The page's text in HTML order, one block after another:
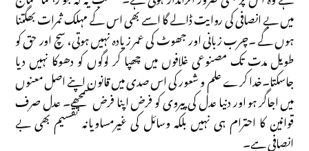
میں بے انصافی کی روایت ڈالے گا اسے بھی اس کے مہلک ثمرات بھگتنا
ہوں گے ۔چرب زبانی اور جھوٹ کی عمر زیادہ نہیں ہوتی، سچ اور حق کو
طویل مدت تک مصنوعی غلافوں میں چھپا کر لوگوں کو دھوکا نہیں دیا
جاسکتا۔خدا کرے علم و شعور کی اس صدی میں قانون اپنے اصل معنوں
میں اجاگر ہو اور دنیا عدل کی پیروی کو فرض اپنا فرض سمجھے۔ عدل صرف
قوانین کا احترام ہی نہیں بلکہ وسائل کی غیرمساویانہ تقسیم بھی بے
انصافی ہے۔